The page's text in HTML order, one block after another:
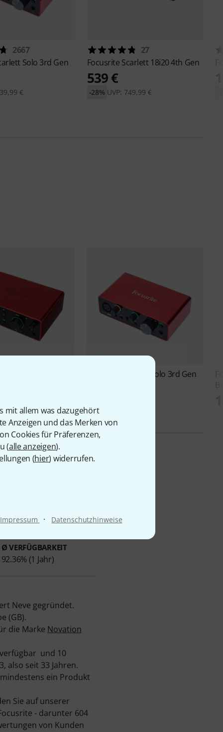
mit allem was dazugehört
Anzeigen und das Merken von
Cookies für Präferenzen,
(alle anzeigen).
(hier) widerrufen.
Impressum · Datenschutzhinweise
2667
Solo 3rd Gen
€
27
Focusrite Scarlett 18i20 4th Gen
539 €
UVP: 749,99 €
-28%
Scarlett Solo 3rd Gen
Ø VERFÜGBARKEIT
92.36% (1 Jahr)
Neve gegründet.
(GB).
die Marke Novation
und 10
also seit 33 Jahren.
ein Produkt
Sie auf unserer
- darunter 604
von Kunden